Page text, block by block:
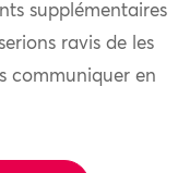
supplémentaires
ravis de les
communiquer en